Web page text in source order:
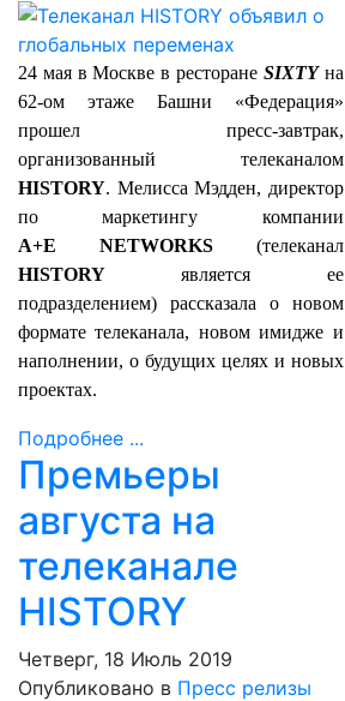
24 мая в Москве в ресторане SIXTYна
62-ом этаже Башни «Федерация»
прошел пресс-завтрак,
организованный телеканалом
HISTORY. Мелисса Мэдден, директор
по маркетингу компании
A+E NETWORKS(телеканал
HISTORY является ее
подразделением) рассказала о новом
формате телеканала, новом имидже и
наполнении, о будущих целях и новых
проектах.
Подробнее ...
Премьеры
августа на
телеканале
HISTORY
Четверг, 18 Июль 2019
Опубликовано в Пресс релизы